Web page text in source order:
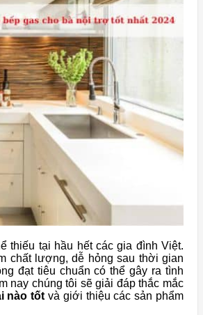
thiếu tại hầu hết các gia đình Việt.
chất lượng, dễ hỏng sau thời gian
đạt tiêu chuẩn có thể gây ra tình
nay chúng tôi sẽ giải đáp thắc mắc
nào tốt và giới thiệu các sản phẩm